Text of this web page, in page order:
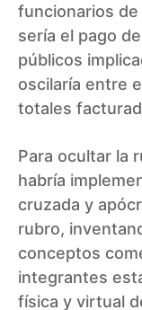
funcionarios
sería el pago
públicos
oscilaría entre
totales
Para ocultar la
habría
cruzada y
rubro,
conceptos
integrantes
física y virtual